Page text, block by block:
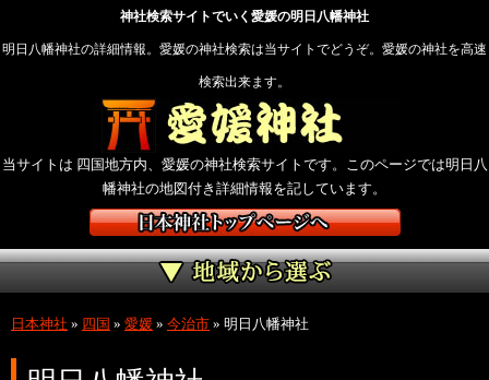
神社検索サイトでいく愛媛の明日八幡神社
明日八幡神社の詳細情報。愛媛の神社検索は当サイトでどうぞ。愛媛の神社を高速
検索出来ます。
当サイトは 四国地方内、愛媛の神社検索サイトです。このページでは明日八
幡神社の地図付き詳細情報を記しています。
日本神社 » 四国 » 愛媛 » 今治市 » 明日八幡神社